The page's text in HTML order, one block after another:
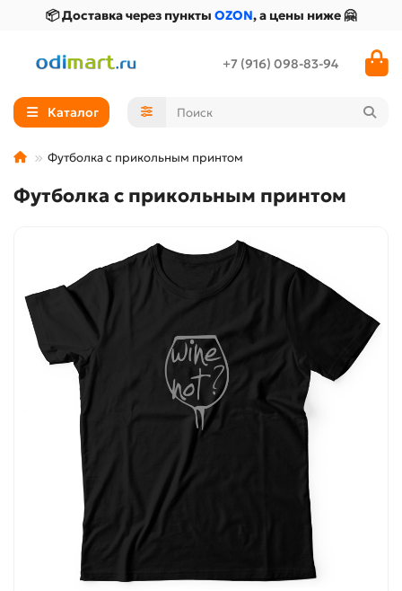
📦 Доставка через пункты OZON, а цены ниже 🤗
+7 (916) 098-83-94
Каталог
Футболка с прикольным принтом
Футболка с прикольным принтом